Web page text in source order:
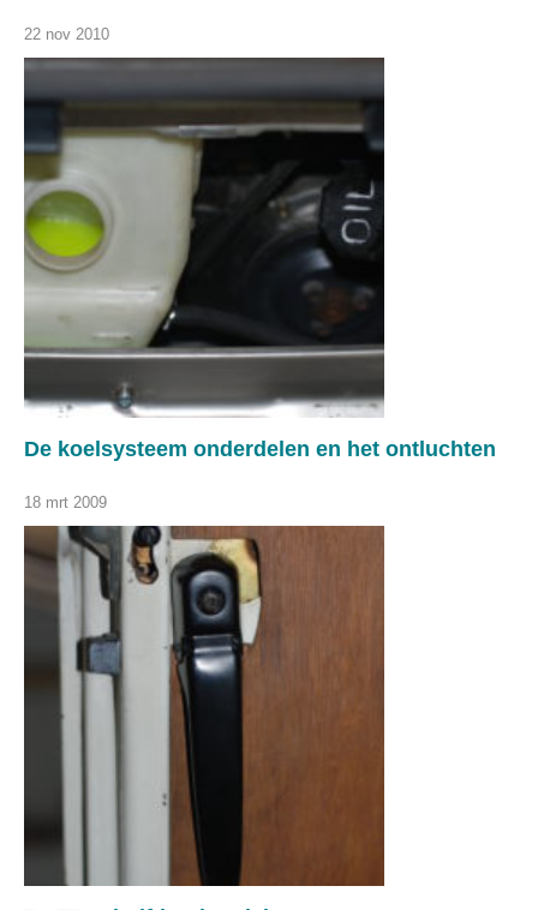
22 nov 2010
De koelsysteem onderdelen en het ontluchten
18 mrt 2009